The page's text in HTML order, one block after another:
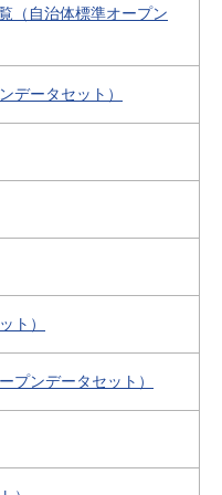
（自治体標準オープン
データセット）
ト）
プンデータセット）